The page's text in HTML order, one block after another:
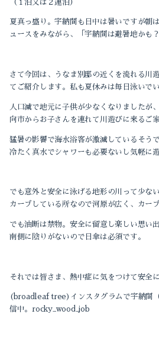
（１泊又は２連泊）
夏真っ盛り。宇納間も日中は暑いですが朝
ュースをみながら、「宇納間は避暑地かも
さて今回は、うなま別邸の近くを流れる川
てご紹介します。私も夏休みは毎日泳いで
人口減で地元に子供が少なくなりましたが
向市からお子さんを連れて川遊びに来るご
猛暑の影響で海水浴客が激減しているそう
冷たく真水でシャワーも必要ないし気軽に
でも意外と安全に泳げる地形の川って少な
カーブしている所なので河原が広く、カー
でも油断は禁物。安全に留意し楽しい思い
南側に陰りがないので日傘は必須です。
それでは皆さま、熱中症に気をつけて安全
(broadleaf tree)インスタグラムで宇納間
信中。rocky_wood_job